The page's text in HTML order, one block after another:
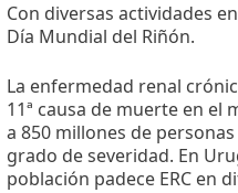
Con diversas actividades
Día Mundial del Riñón.
La enfermedad renal
11ª causa de muerte en el
a 850 millones de
grado de severidad. En
población padece ERC en